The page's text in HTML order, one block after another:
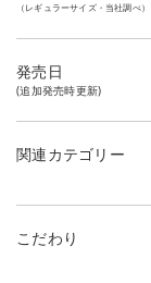
（レギュラーサイズ・当社調べ）
発売日
(追加発売時更新)
関連カテゴリー
こだわり